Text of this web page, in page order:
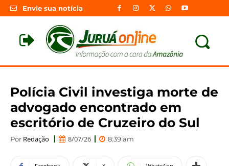
Envie sua notícia
Polícia Civil investiga morte de
advogado encontrado em
escritório de Cruzeiro do Sul
Por Redação 8/07/26 8:39 am